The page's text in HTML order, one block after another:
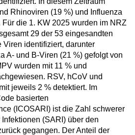
Rhinoviren (19 %) und Influenza
die 1. KW 2025 wurden im NRZ
29 der 53 eingesandten
Viren identifiziert, darunter
A- und B-Viren (21 %) gefolgt von
wurden mit 11 % und
RSV, hCoV und
jeweils 2 % detektiert. Im
basierten
(ICOSARI) ist die Zahl schwerer
(SARI) über den
gegangen. Der Anteil der